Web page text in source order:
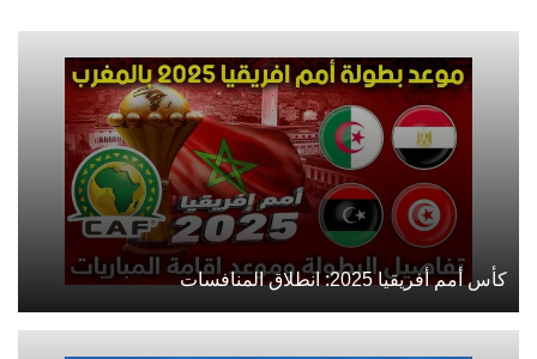
كأس أمم أفريقيا 2025: انطلاق المنافسات